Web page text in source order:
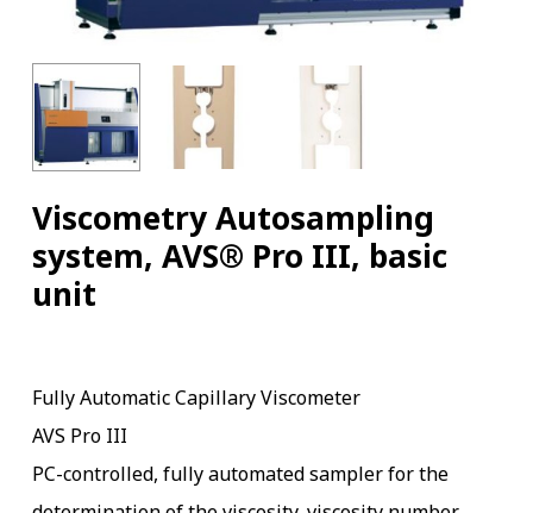
Viscometry Autosampling
system, AVS® Pro III, basic
unit
Fully Automatic Capillary Viscometer
AVS Pro III
PC-controlled, fully automated sampler for the